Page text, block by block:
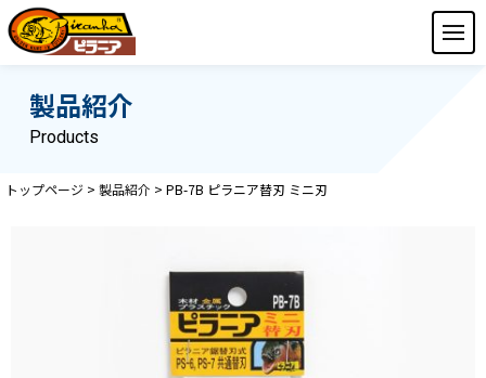
製品紹介
Products
トップページ > 製品紹介 > PB-7B ピラニア替刃 ミニ刃